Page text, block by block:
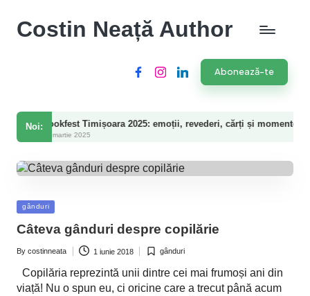
Costin Neață Author
FacebookInstagramLinkedIn Abonează-te
Noi:
Timișoara 2025: emoții, revederi, cărți și momente speciale
Posted
in
gânduri
Câteva gânduri despre copilărie
Posted
By costinneata 1 iunie 2018
Postedgânduri
Copilăria reprezintă unii dintre cei mai frumoși ani din
viață! Nu o spun eu, ci oricine care a trecut până acum